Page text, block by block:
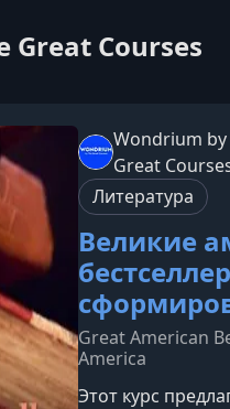
Great Courses
Wondrium by
Great
Литература
Великие
Great American
America
Этот курс